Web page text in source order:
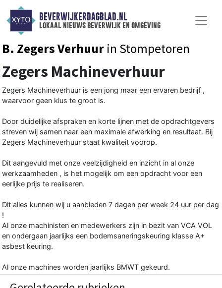
BEVERWIJKERDAGBLAD.NL
lokaal nieuws beverwijk en omgeving
B. Zegers Verhuur in Stompetoren
Zegers Machineverhuur
Zegers Machineverhuur is een jong maar een ervaren bedrijf ,
waarvoor geen klus te groot is.
Door duidelijke afspraken en korte lijnen met de opdrachtgevers
streven wij samen naar een maximale afwerking en resultaat. Bij
Zegers Machineverhuur staat kwaliteit voorop.
Dit aangevuld met onze veelzijdigheid en inzicht in al onze
werkzaamheden , is het mogelijk om een opdracht voor een
eerlijke prijs te realiseren.
Dit alles kunnen wij u aanbieden 7 dagen per week 24 uur per dag
!
Al onze machinisten en medewerkers zijn in bezit van VCA VOL
en ondergaan jaarlijks een bodemsaneringskeuring klasse A+
asbest keuring.
Al onze machines worden jaarlijks BMWT gekeurd.